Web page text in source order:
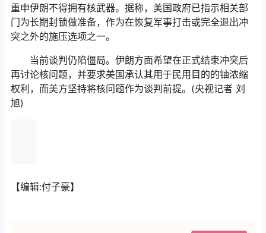
重申伊朗不得拥有核武器。据称，美国政府已指示相关部
门为长期封锁做准备，作为在恢复军事打击或完全退出冲
突之外的施压选项之一。
当前谈判仍陷僵局。伊朗方面希望在正式结束冲突后
再讨论核问题，并要求美国承认其用于民用目的的铀浓缩
权利，而美方坚持将核问题作为谈判前提。(央视记者 刘
旭)
【编辑:付子豪】